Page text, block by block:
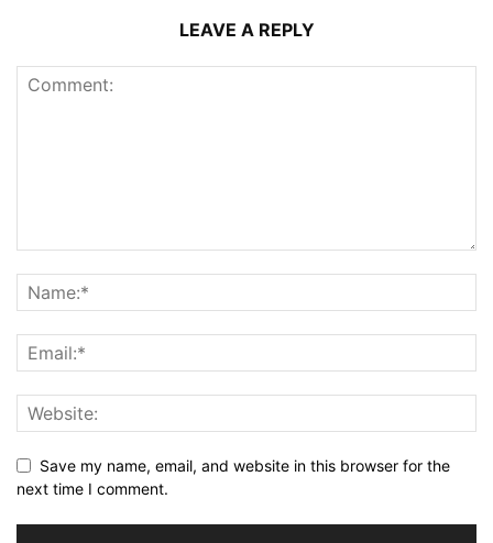
LEAVE A REPLY
Save my name, email, and website in this browser for the
next time I comment.